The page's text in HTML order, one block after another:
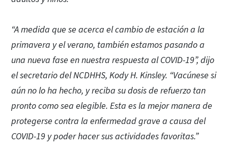
“A medida que se acerca el cambio de estación a la
primavera y el verano, también estamos pasando a
una nueva fase en nuestra respuesta al COVID-19”, dijo
el secretario del NCDHHS, Kody H. Kinsley. “Vacúnese si
aún no lo ha hecho, y reciba su dosis de refuerzo tan
pronto como sea elegible. Esta es la mejor manera de
protegerse contra la enfermedad grave a causa del
COVID-19 y poder hacer sus actividades favoritas.”